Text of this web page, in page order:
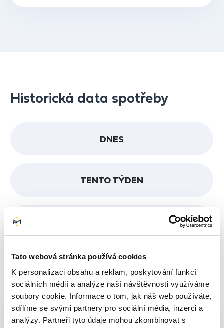
Tato webová stránka používá cookies
K personalizaci obsahu a reklam, poskytování funkcí
sociálních médií a analýze naší návštěvnosti využíváme
soubory cookie. Informace o tom, jak náš web používáte,
sdílíme se svými partnery pro sociální média, inzerci a
analýzy. Partneři tyto údaje mohou zkombinovat s
Historická data spotřeby
DNES
TENTO TÝDEN
TENTO ROK
1000